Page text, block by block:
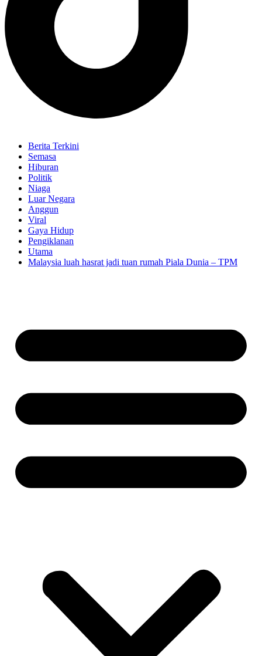
Berita Terkini
Semasa
Hiburan
Politik
Niaga
Luar Negara
Anggun
Viral
Gaya Hidup
Pengiklanan
Utama
Malaysia luah hasrat jadi tuan rumah Piala Dunia – TPM